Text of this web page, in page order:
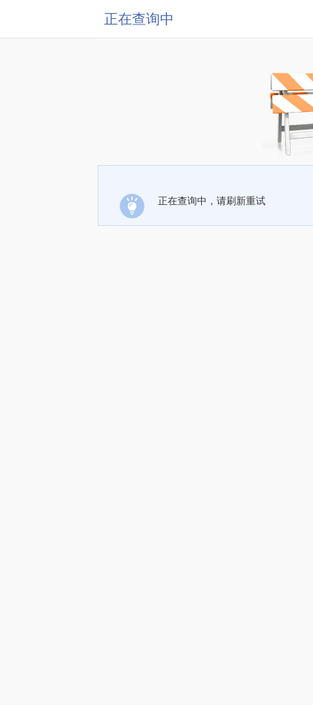
正在查询中
正在查询中，请刷新重试